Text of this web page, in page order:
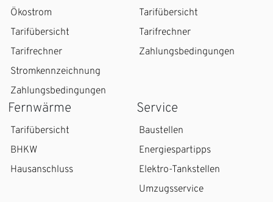
Ökostrom
Tarifübersicht
Tarifrechner
Stromkennzeichnung
Zahlungsbedingungen
Tarifübersicht
Tarifrechner
Zahlungsbedingungen
Fernwärme
Tarifübersicht
BHKW
Hausanschluss
Service
Baustellen
Energiespartipps
Elektro-Tankstellen
Umzugsservice